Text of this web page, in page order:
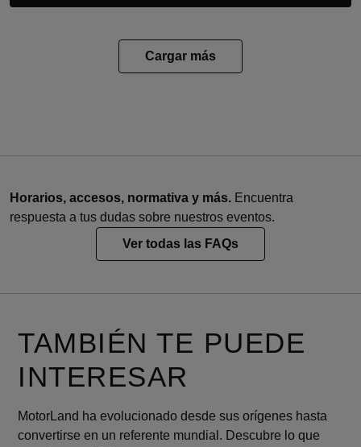
Cargar más
Horarios, accesos, normativa y más. Encuentra
respuesta a tus dudas sobre nuestros eventos.
Ver todas las FAQs
TAMBIÉN TE PUEDE
INTERESAR
MotorLand ha evolucionado desde sus orígenes hasta
convertirse en un referente mundial. Descubre lo que